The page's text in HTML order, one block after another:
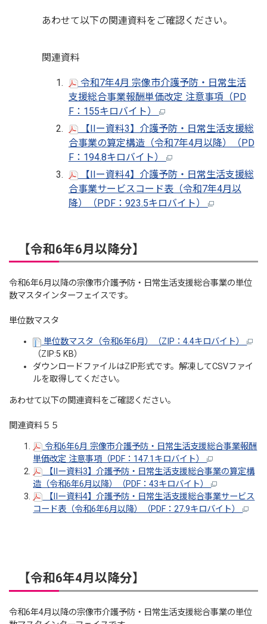
あわせて以下の関連資料をご確認ください。
関連資料
令和7年4月 宗像市介護予防・日常生活
支援総合事業報酬単価改定 注意事項（PD
F：155キロバイト）
【IIー資料3】介護予防・日常生活支援総
合事業の算定構造（令和7年4月以降）（PD
F：194.8キロバイト）
【IIー資料4】介護予防・日常生活支援総
合事業サービスコード表（令和7年4月以
降）（PDF：923.5キロバイト）
【令和6年6月以降分】
令和6年6月以降の宗像市介護予防・日常生活支援総合事業の単位
数マスタインターフェイスです。
単位数マスタ
単位数マスタ（令和6年6月）（ZIP：4.4キロバイト）
（ZIP:5 KB）
ダウンロードファイルはZIP形式です。解凍してCSVファイ
ルを取得してください。
あわせて以下の関連資料をご確認ください。
関連資料５５
令和6年6月 宗像市介護予防・日常生活支援総合事業報酬
単価改定 注意事項（PDF：147.1キロバイト）
【IIー資料3】介護予防・日常生活支援総合事業の算定構
造（令和6年6月以降）（PDF：43キロバイト）
【IIー資料4】介護予防・日常生活支援総合事業サービス
コード表（令和6年6月以降）（PDF：27.9キロバイト）
【令和6年4月以降分】
令和6年4月以降の宗像市介護予防・日常生活支援総合事業の単位